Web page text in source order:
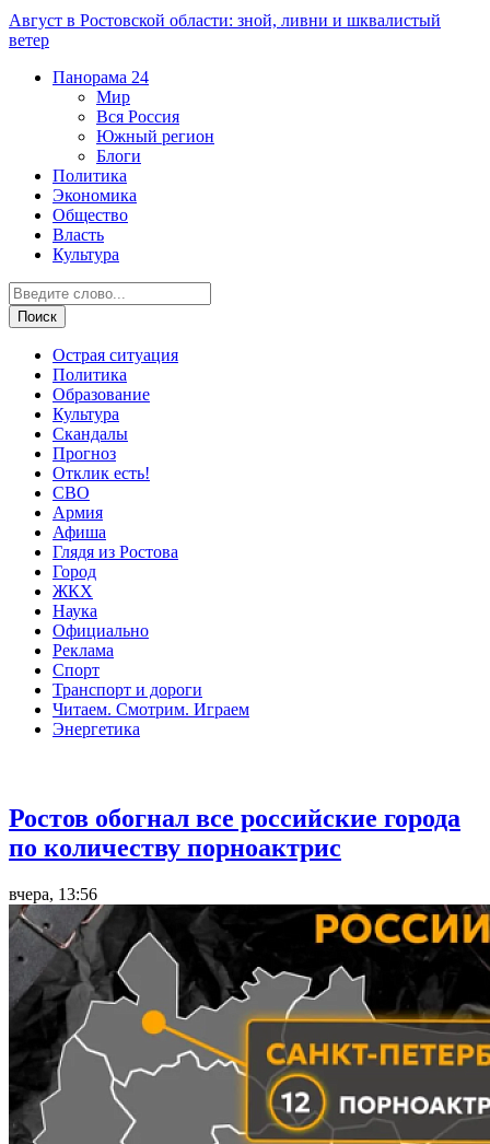
Август в Ростовской области: зной, ливни и шквалистый
ветер
Панорама 24
Мир
Вся Россия
Южный регион
Блоги
Политика
Экономика
Общество
Власть
Культура
Острая ситуация
Политика
Образование
Культура
Скандалы
Прогноз
Отклик есть!
СВО
Армия
Афиша
Глядя из Ростова
Город
ЖКХ
Наука
Официально
Реклама
Спорт
Транспорт и дороги
Читаем. Смотрим. Играем
Энергетика
Ростов обогнал все российские города
по количеству порноактрис
вчера, 13:56